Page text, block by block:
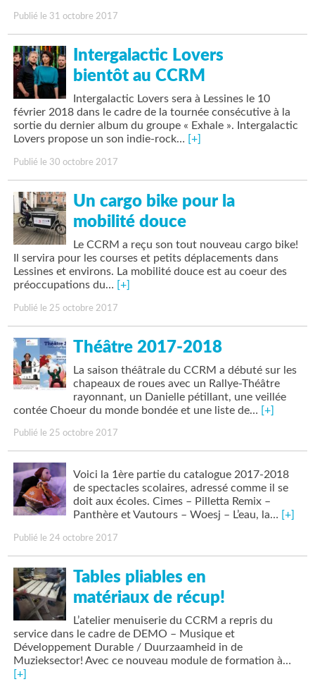
Publié le 31 octobre 2017
Intergalactic Lovers
bientôt au CCRM
Intergalactic Lovers sera à Lessines le 10
février 2018 dans le cadre de la tournée consécutive à la
sortie du dernier album du groupe « Exhale ». Intergalactic
Lovers propose un son indie-rock… [+]
Publié le 30 octobre 2017
Un cargo bike pour la
mobilité douce
Le CCRM a reçu son tout nouveau cargo bike!
Il servira pour les courses et petits déplacements dans
Lessines et environs. La mobilité douce est au coeur des
préoccupations du… [+]
Publié le 25 octobre 2017
Théâtre 2017-2018
La saison théâtrale du CCRM a débuté sur les
chapeaux de roues avec un Rallye-Théâtre
rayonnant, un Danielle pétillant, une veillée
contée Choeur du monde bondée et une liste de… [+]
Publié le 25 octobre 2017
Voici la 1ère partie du catalogue 2017-2018
de spectacles scolaires, adressé comme il se
doit aux écoles. Cimes – Pilletta Remix –
Panthère et Vautours – Woesj – L’eau, la… [+]
Publié le 24 octobre 2017
Tables pliables en
matériaux de récup!
L’atelier menuiserie du CCRM a repris du
service dans le cadre de DEMO – Musique et
Développement Durable / Duurzaamheid in de
Muzieksector! Avec ce nouveau module de formation à…
[+]